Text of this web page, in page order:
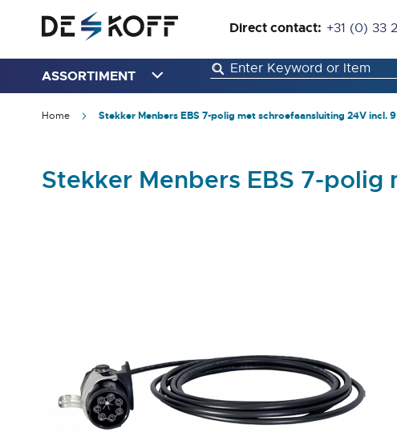
Direct contact: +31 (0) 33
ASSORTIMENT
Home Stekker Menbers EBS 7-polig met schroefaansluiting 24V incl.
Stekker Menbers EBS 7-